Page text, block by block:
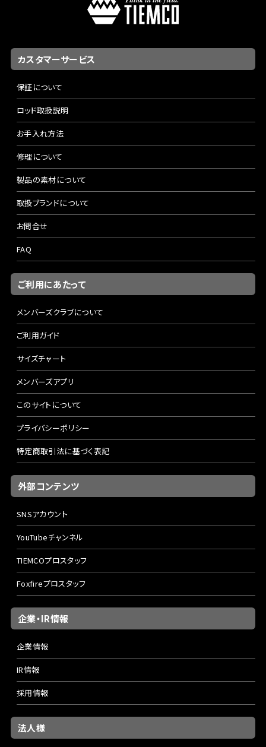
カスタマーサービス
保証について
ロッド取扱説明
お手入れ方法
修理について
製品の素材について
取扱ブランドについて
お問合せ
FAQ
ご利用にあたって
メンバーズクラブについて
ご利用ガイド
サイズチャート
メンバーズアプリ
このサイトについて
プライバシーポリシー
特定商取引法に基づく表記
外部コンテンツ
SNSアカウント
YouTubeチャンネル
TIEMCOプロスタッフ
Foxfireプロスタッフ
企業・IR情報
企業情報
IR情報
採用情報
法人様